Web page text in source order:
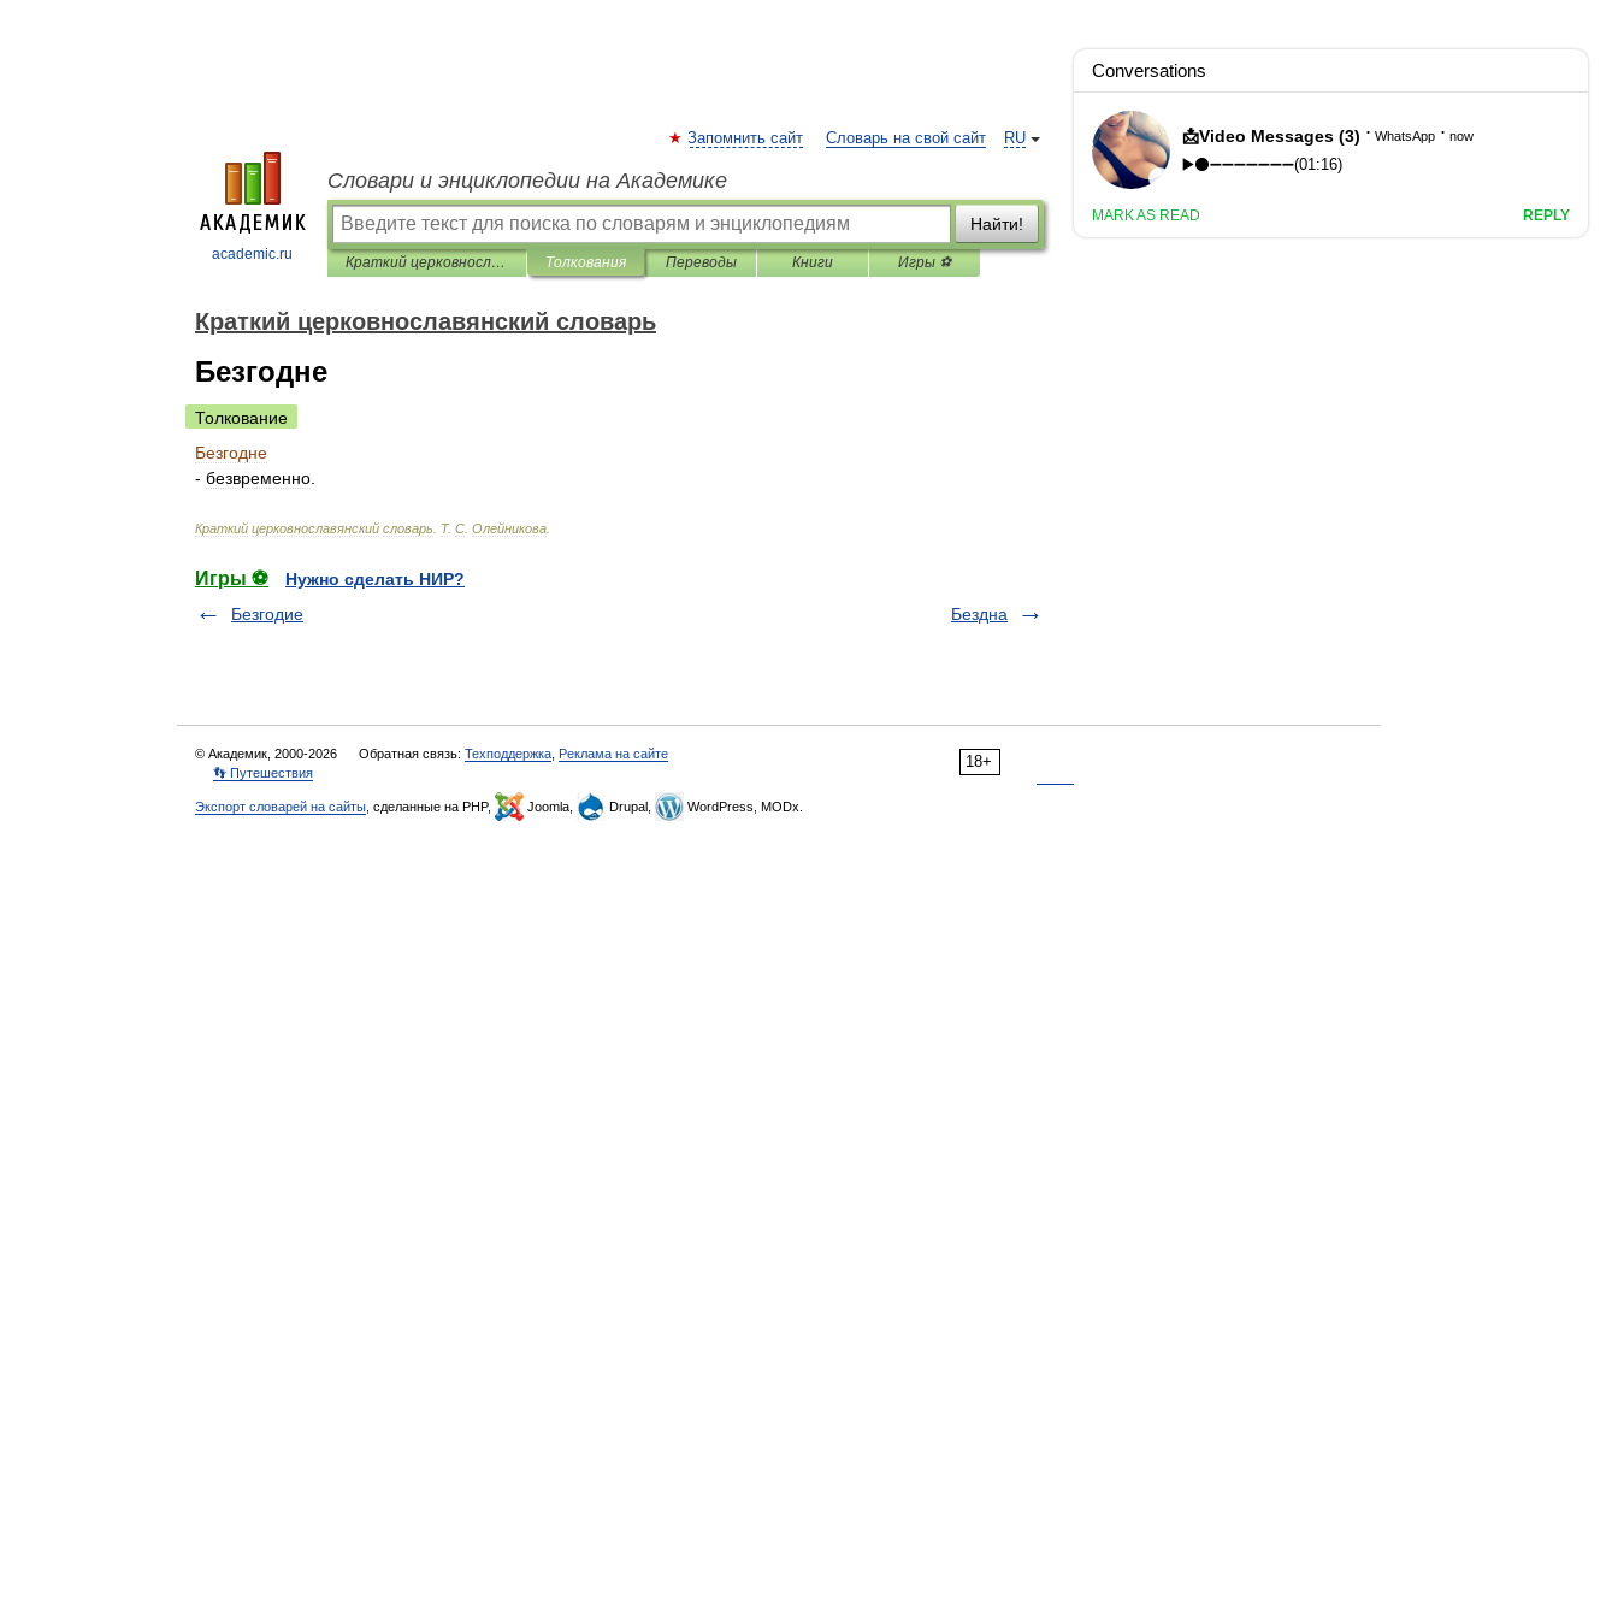
academic.ru
RU
Запомнить сайт Словарь на свой сайт
Словари и энциклопедии на Академике
Найти!
Краткий церковнославянский словарь Толкования Переводы Книги Игры ⚽
Краткий церковнославянский словарь
Безгодне
Толкование
Безгодне
- безвременно
Краткий церковнославянский словарь Т. С Олейникова
Игры ⚽
Нужно сделать НИР?
Безгодие
Бездна
18+
© Академик, 2000-2026 Обратная связь: Техподдержка Реклама на сайте
👣 Путешествия
Экспорт словарей на сайты , сделанные на PHP, Joomla, Drupal, WordPress, MODx.